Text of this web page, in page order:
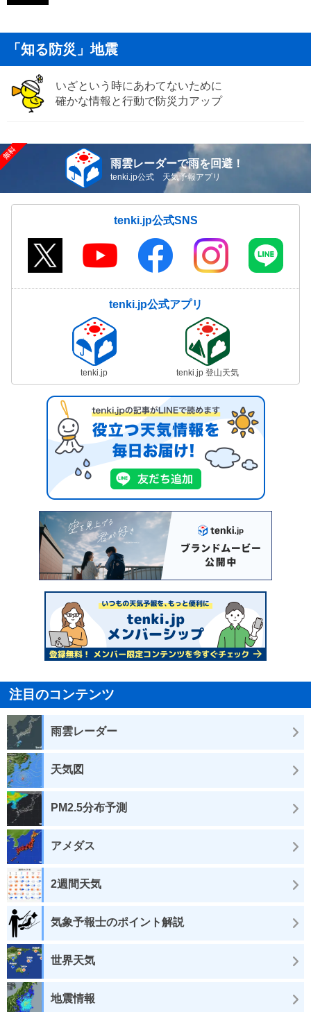
「知る防災」地震
いざという時にあわてないために
確かな情報と行動で防災力アップ
雨雲レーダーで雨を回避！
tenki.jp公式 天気予報アプリ
tenki.jp公式SNS
tenki.jp公式アプリ
tenki.jp tenki.jp 登山天気
注目のコンテンツ
雨雲レーダー
天気図
PM2.5分布予測
アメダス
2週間天気
気象予報士のポイント解説
世界天気
地震情報